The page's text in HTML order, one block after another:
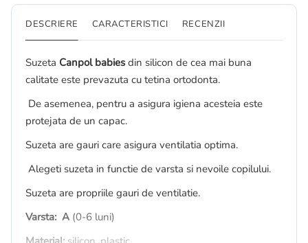
DESCRIERE CARACTERISTICI RECENZII
Suzeta Canpol babies din silicon de cea mai buna
calitate este prevazuta cu tetina ortodonta.
De asemenea, pentru a asigura igiena acesteia este
protejata de un capac.
Suzeta are gauri care asigura ventilatia optima.
Alegeti suzeta in functie de varsta si nevoile copilului.
Suzeta are propriile gauri de ventilatie.
Varsta: A (0-6 luni)